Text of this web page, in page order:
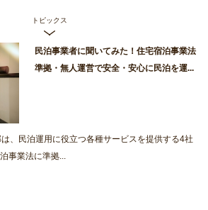
トピックス
民泊事業者に聞いてみた！住宅宿泊事業法
準拠・無人運営で安全・安心に民泊を運...
、民泊運用に役立つ各種サービスを提供する4社
事業法に準拠...